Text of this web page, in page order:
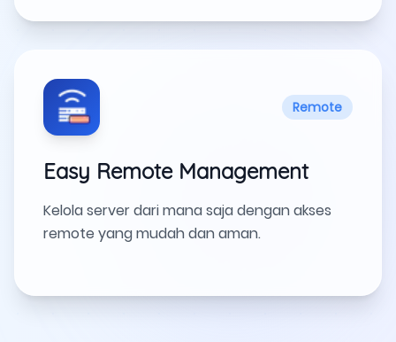
Remote
Easy Remote Management
Kelola server dari mana saja dengan akses
remote yang mudah dan aman.